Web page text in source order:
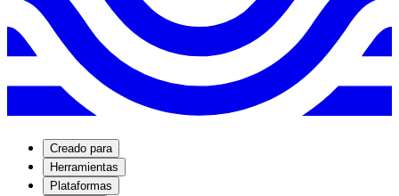
Creado para
Herramientas
Plataformas